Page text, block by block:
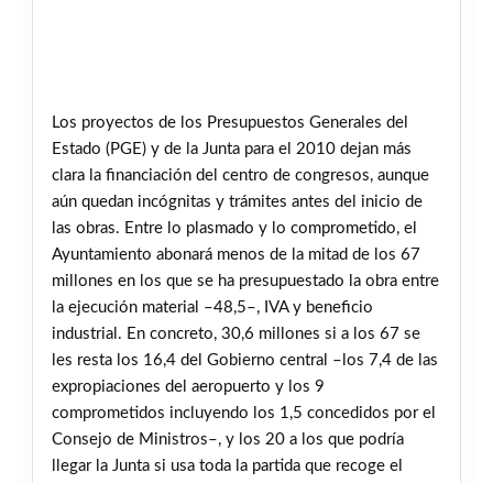
Los proyectos de los Presupuestos Generales del
Estado (PGE) y de la Junta para el 2010 dejan más
clara la financiación del centro de congresos, aunque
aún quedan incógnitas y trámites antes del inicio de
las obras. Entre lo plasmado y lo comprometido, el
Ayuntamiento abonará menos de la mitad de los 67
millones en los que se ha presupuestado la obra entre
la ejecución material –48,5–, IVA y beneficio
industrial. En concreto, 30,6 millones si a los 67 se
les resta los 16,4 del Gobierno central –los 7,4 de las
expropiaciones del aeropuerto y los 9
comprometidos incluyendo los 1,5 concedidos por el
Consejo de Ministros–, y los 20 a los que podría
llegar la Junta si usa toda la partida que recoge el